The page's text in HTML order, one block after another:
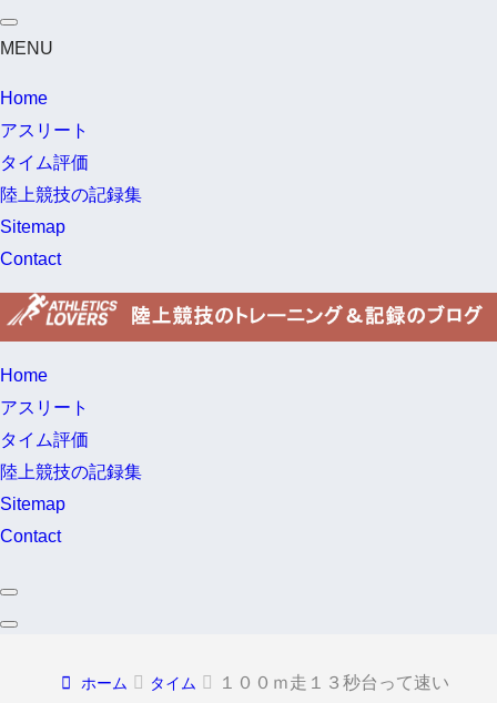
MENU
Home
アスリート
タイム評価
陸上競技の記録集
Sitemap
Contact
Home
アスリート
タイム評価
陸上競技の記録集
Sitemap
Contact
ホーム タイム
１００ｍ走１３秒台って速い